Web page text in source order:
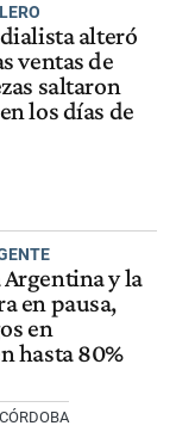
alteró
ventas de
saltaron
los días de
y la
en pausa,
en
hasta 80%